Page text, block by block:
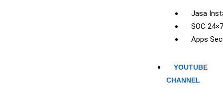
Jasa
SOC 24×7
Apps
YOUTUBE
CHANNEL